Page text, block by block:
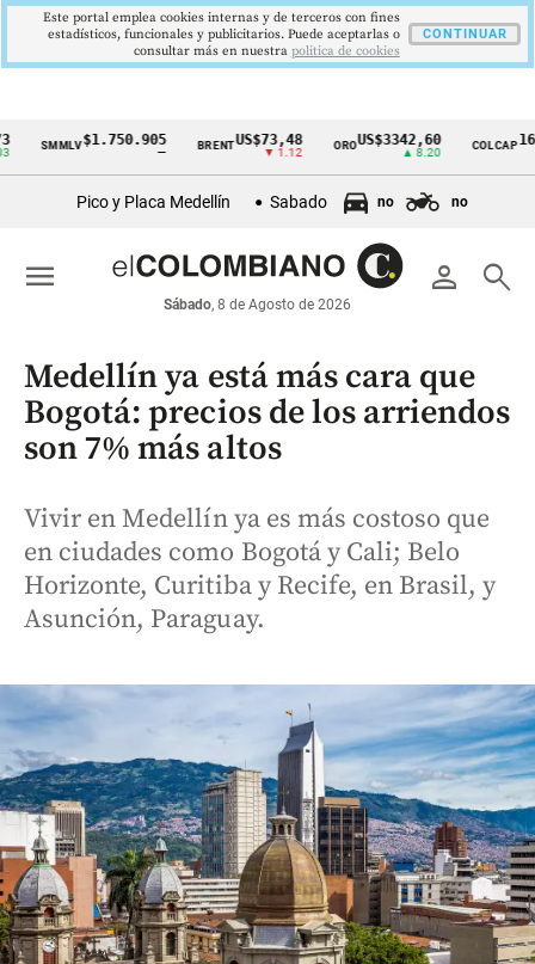
Cintillo
económicos
Colombia
SMMLV$1.750.905 BRENT US$73,48
▼ 1.12
ORO US$3342,60 COLCAP
Pico y Placa Medellín Sabado no no
person search
Sábado, 8 de Agosto de 2026
menu
Medellín ya está más cara que
Bogotá: precios de los arriendos
son 7% más altos
Vivir en Medellín ya es más costoso que
en ciudades como Bogotá y Cali; Belo
Horizonte, Curitiba y Recife, en Brasil, y
Asunción, Paraguay.
Este portal emplea cookies internas y de terceros con fines
estadísticos, funcionales y publicitarios. Puede aceptarlas o
consultar más en nuestra politica de cookies
CONTINUAR